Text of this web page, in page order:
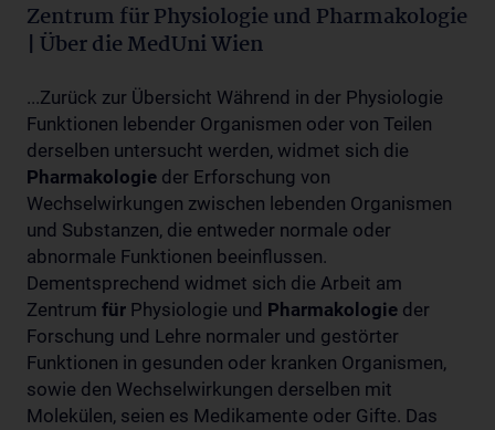
Zentrum für Physiologie und Pharmakologie
| Über die MedUni Wien
...Zurück zur Übersicht Während in der Physiologie
Funktionen lebender Organismen oder von Teilen
derselben untersucht werden, widmet sich die
Pharmakologie der Erforschung von
Wechselwirkungen zwischen lebenden Organismen
und Substanzen, die entweder normale oder
abnormale Funktionen beeinflussen.
Dementsprechend widmet sich die Arbeit am
Zentrum für Physiologie und Pharmakologie der
Forschung und Lehre normaler und gestörter
Funktionen in gesunden oder kranken Organismen,
sowie den Wechselwirkungen derselben mit
Molekülen, seien es Medikamente oder Gifte. Das